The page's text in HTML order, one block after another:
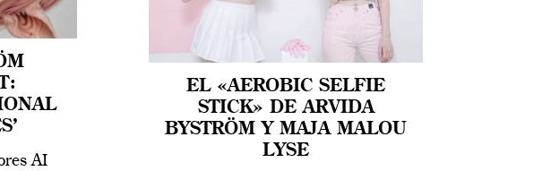
AI
EL «AEROBIC SELFIE
STICK» DE ARVIDA
BYSTRÖM Y MAJA MALOU
LYSE